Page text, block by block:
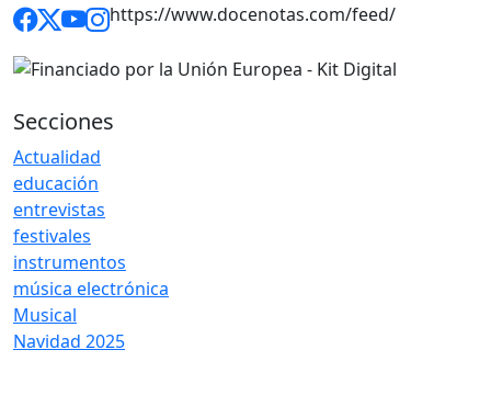
https://www.docenotas.com/feed/
Secciones
Actualidad
educación
entrevistas
festivales
instrumentos
música electrónica
Musical
Navidad 2025